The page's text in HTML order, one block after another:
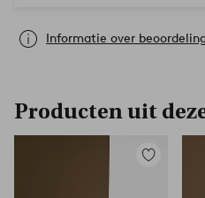
Informatie over
Producten uit
Toevoegen